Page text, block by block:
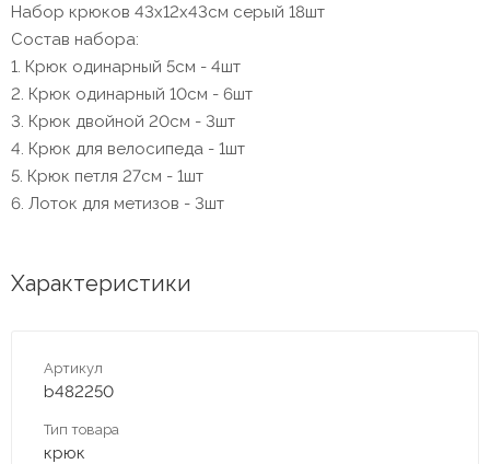
Набор крюков 43х12х43см серый 18шт
Состав набора:
1. Крюк одинарный 5см - 4шт
2. Крюк одинарный 10см - 6шт
3. Крюк двойной 20см - 3шт
4. Крюк для велосипеда - 1шт
5. Крюк петля 27см - 1шт
6. Лоток для метизов - 3шт
Характеристики
Артикул
b482250
Тип товара
крюк